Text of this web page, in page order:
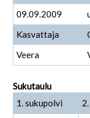
09.09.2009
Kasvattaja
Veera
Sukutaulu
1. sukupolvi